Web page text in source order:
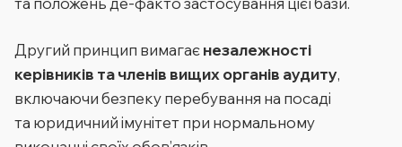
Другий принцип вимагаєнезалежності
керівників та членів вищих органів аудиту,
включаючи безпеку перебування на посаді
та юридичний імунітет при нормальному